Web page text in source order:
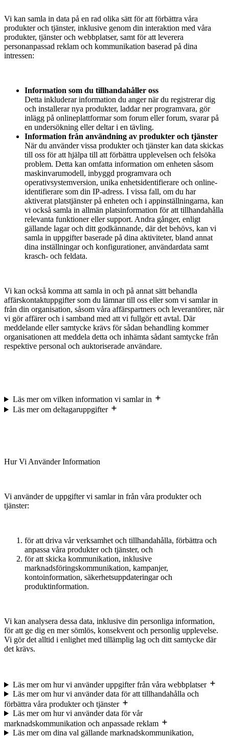
Vi kan samla in data på en rad olika sätt för att förbättra våra
produkter och tjänster, inklusive genom din interaktion med våra
produkter, tjänster och webbplatser, samt för att leverera
personanpassad reklam och kommunikation baserad på dina
intressen:
Information som du tillhandahåller oss
Detta inkluderar information du anger när du registrerar dig
och installerar nya produkter, laddar ner programvara, gör
inlägg på onlineplattformar som forum eller forum, svarar på
en undersökning eller deltar i en tävling.
Information från användning av produkter och tjänster
När du använder vissa produkter och tjänster kan data skickas
till oss för att hjälpa till att förbättra upplevelsen och felsöka
problem. Detta kan omfatta information om enheten såsom
maskinvarumodell, inbyggd programvara och
operativsystemversion, unika enhetsidentifierare och online-
identifierare som din IP-adress. I vissa fall, om du har
aktiverat platstjänster på enheten och i appinställningarna, kan
vi också samla in allmän platsinformation för att tillhandahålla
relevanta funktioner eller support. Andra gånger, enligt
gällande lagar och ditt godkännande, där det behövs, kan vi
samla in uppgifter baserade på dina aktiviteter, bland annat
dina inställningar och konfigurationer, användardata samt
krasch- och feldata.
Vi kan också komma att samla in och på annat sätt behandla
affärskontaktuppgifter som du lämnar till oss eller som vi samlar in
från din organisation, såsom våra affärspartners och leverantörer, när
vi gör affärer och i samband med att vi fullgör ett avtal. Där
meddelande eller samtycke krävs för sådan behandling kommer
organisationen att meddela detta och inhämta sådant samtycke från
respektive personal och auktoriserade användare.
Läs mer om vilken information vi samlar in
Läs mer om deltagaruppgifter
Hur Vi Använder Information
Vi använder de uppgifter vi samlar in från våra produkter och
tjänster:
för att driva vår verksamhet och tillhandahålla, förbättra och
anpassa våra produkter och tjänster, och
för att skicka kommunikation, inklusive
marknadsföringskommunikation, kampanjer,
kontoinformation, säkerhetsuppdateringar och
produktinformation.
Vi kan analysera dessa data, inklusive din personliga information,
för att ge dig en mer sömlös, konsekvent och personlig upplevelse.
Vi gör det alltid i enlighet med tillämplig lag och ditt samtycke där
det krävs.
Läs mer om hur vi använder uppgifter från våra webbplatser
Läs mer om hur vi använder data för att tillhandahålla och
förbättra våra produkter och tjänster
Läs mer om hur vi använder data för vår
marknadskommunikation och anpassade reklam
Läs mer om dina val gällande marknadskommunikation,